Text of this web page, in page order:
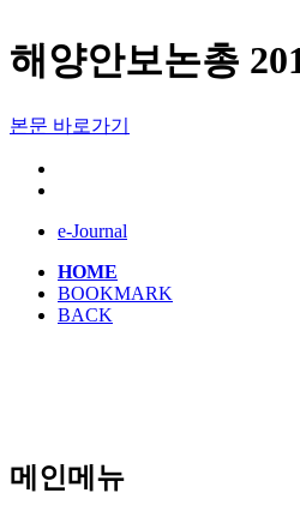
해양안보논총
본문 바로가기
e-Journal
HOME
BOOKMARK
BACK
메인메뉴